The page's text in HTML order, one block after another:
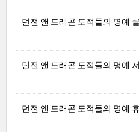
던전 앤 드래곤 도적들의 명예 클
던전 앤 드래곤 도적들의 명예
던전 앤 드래곤 도적들의 명예 휴